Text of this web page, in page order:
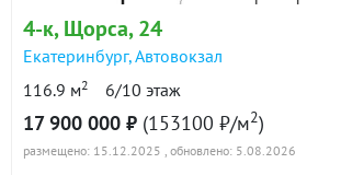
4-к, Щорса, 24
Екатеринбург,Автовокзал
116.9 м2 6/10 этаж
17 900 000 ₽ (153100 ₽/м2)
размещено: 15.12.2025 , обновлено: 5.08.2026